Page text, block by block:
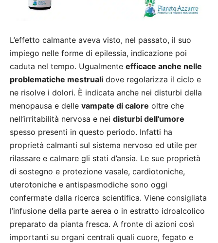
L’effetto calmante aveva visto, nel passato, il suo
impiego nelle forme di epilessia, indicazione poi
caduta nel tempo. Ugualmente efficace anche nelle
problematiche mestruali dove regolarizza il ciclo e
ne risolve i dolori. È indicata anche nei disturbi della
menopausa e delle vampate di calore oltre che
nell’irritabilità nervosa e nei disturbi dell’umore
spesso presenti in questo periodo. Infatti ha
proprietà calmanti sul sistema nervoso ed utile per
rilassare e calmare gli stati d’ansia. Le sue proprietà
di sostegno e protezione vasale, cardiotoniche,
uterotoniche e antispasmodiche sono oggi
confermate dalla ricerca scientifica. Viene consigliata
l’infusione della parte aerea o in estratto idroalcolico
preparato da pianta fresca. A fronte di azioni così
importanti su organi centrali quali cuore, fegato e